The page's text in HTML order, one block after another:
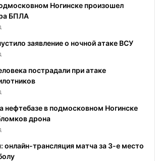
Ногинске произошел
БПЛА
заявление о ночной атаке ВСУ
пострадали при атаке
нефтебазе в подмосковном Ногинске
дрона
онлайн-трансляция матча за 3-е место